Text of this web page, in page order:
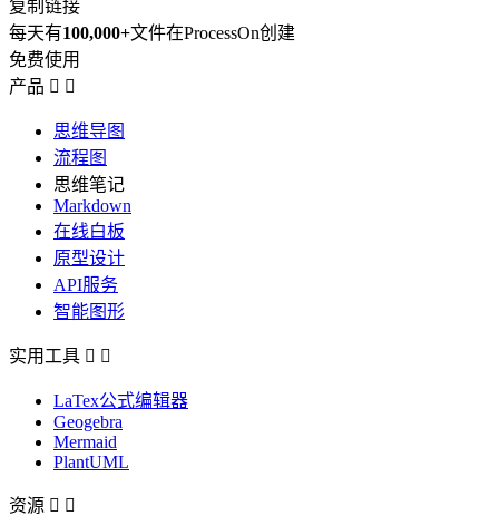
复制链接
每天有100,000+文件在ProcessOn创建
免费使用
产品  
思维导图
流程图
思维笔记
Markdown
在线白板
原型设计
API服务
智能图形
实用工具  
LaTex公式编辑器
Geogebra
Mermaid
PlantUML
资源  